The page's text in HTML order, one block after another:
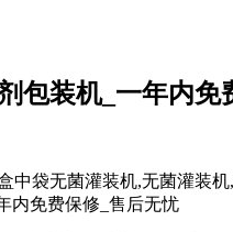
包装机_一年内免
内免费保修_售后无忧